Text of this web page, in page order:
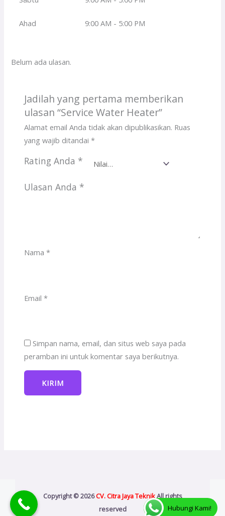
Ahad 9:00 AM - 5:00 PM
Belum ada ulasan.
Jadilah yang pertama memberikan
ulasan “Service Water Heater”
Alamat email Anda tidak akan dipublikasikan. Ruas
yang wajib ditandai *
Rating Anda *
Ulasan Anda *
Nama *
Email *
Simpan nama, email, dan situs web saya pada
peramban ini untuk komentar saya berikutnya.
Copyright © 2026CV. Citra Jaya TeknikAll rights
reserved
Hubungi Kami!